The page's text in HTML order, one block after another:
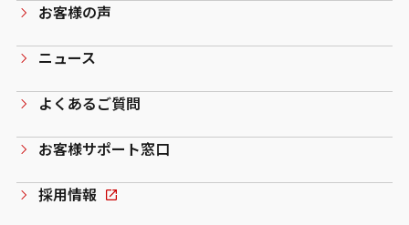
お客様の声
ニュース
よくあるご質問
お客様サポート窓口
採用情報